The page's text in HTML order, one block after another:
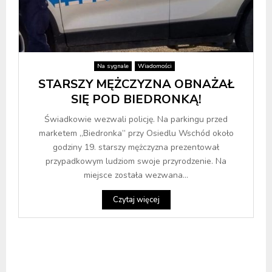
Na sygnale Wiadomości
STARSZY MĘŻCZYZNA OBNAŻAŁ
SIĘ POD BIEDRONKĄ!
Świadkowie wezwali policję. Na parkingu przed
marketem „Biedronka” przy Osiedlu Wschód około
godziny 19. starszy mężczyzna prezentował
przypadkowym ludziom swoje przyrodzenie. Na
miejsce została wezwana...
Czytaj więcej